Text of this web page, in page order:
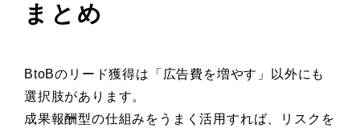
まとめ
BtoBのリード獲得は「広告費を増やす」以外にも
選択肢があります。
成果報酬型の仕組みをうまく活用すれば、リスクを